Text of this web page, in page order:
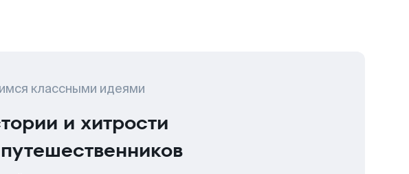
классными идеями
и хитрости